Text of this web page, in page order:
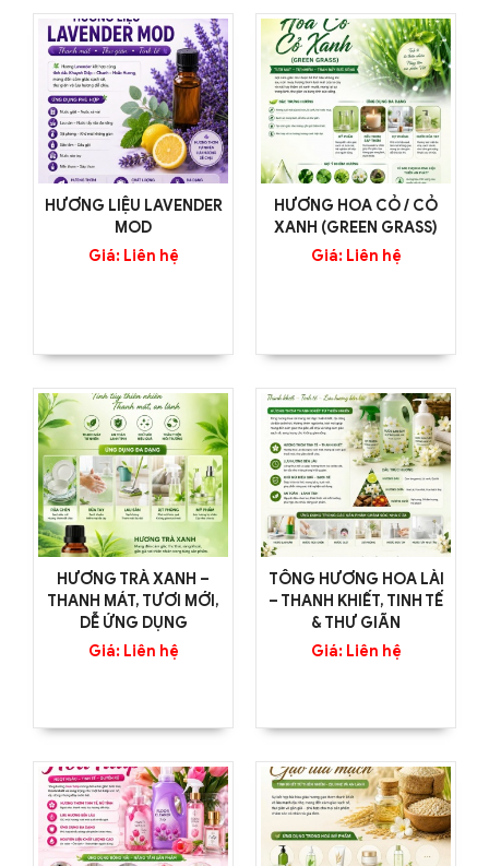
HƯƠNG LIỆU LAVENDER
MOD
Giá: Liên hệ
HƯƠNG HOA CỎ / CỎ
XANH (GREEN GRASS)
Giá: Liên hệ
HƯƠNG TRÀ XANH –
THANH MÁT, TƯƠI MỚI,
DỄ ỨNG DỤNG
Giá: Liên hệ
TÔNG HƯƠNG HOA LÀI
– THANH KHIẾT, TINH TẾ
& THƯ GIÃN
Giá: Liên hệ